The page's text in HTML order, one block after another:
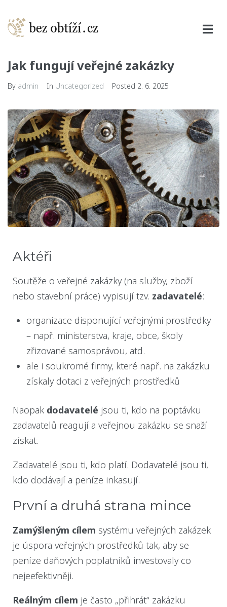
Jak fungují veřejné zakázky
By admin In Uncategorized Posted 2. 6. 2025
Aktéři
Soutěže o veřejné zakázky (na služby, zboží
nebo stavební práce) vypisují tzv. zadavatelé:
organizace disponující veřejnými prostředky
– např. ministerstva, kraje, obce, školy
zřizované samosprávou, atd.
ale i soukromé firmy, které např. na zakázku
získaly dotaci z veřejných prostředků
Naopak dodavatelé jsou ti, kdo na poptávku
zadavatelů reagují a veřejnou zakázku se snaží
získat.
Zadavatelé jsou ti, kdo platí. Dodavatelé jsou ti,
kdo dodávají a peníze inkasují.
První a druhá strana mince
Zamýšleným cílem systému veřejných zakázek
je úspora veřejných prostředků tak, aby se
peníze daňových poplatníků investovaly co
nejeefektivněji.
Reálným cílem je často „přihrát“ zakázku